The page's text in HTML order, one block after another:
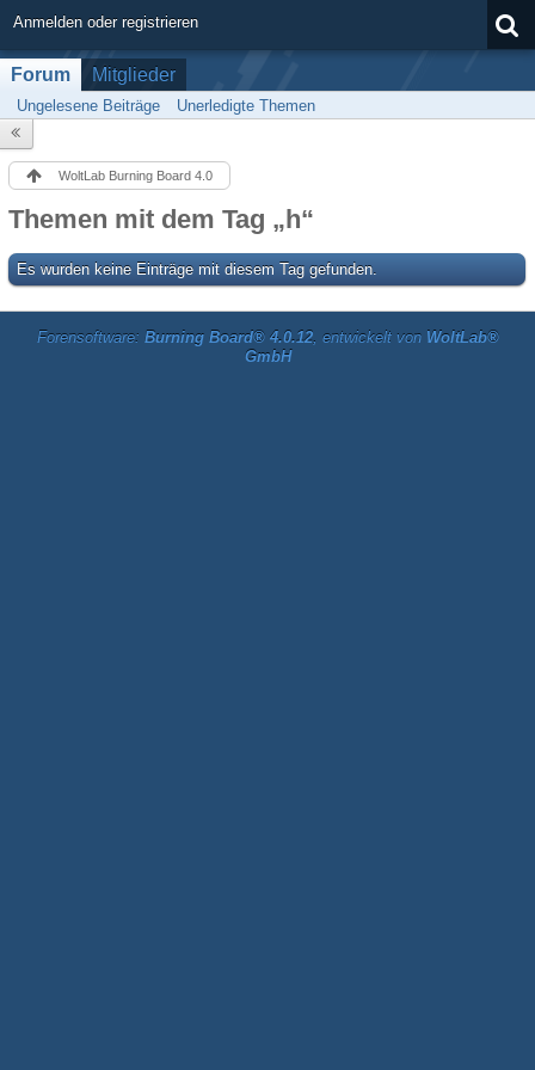
Anmelden oder registrieren
Forum Mitglieder
Ungelesene Beiträge Unerledigte Themen
WoltLab Burning Board 4.0
Themen mit dem Tag „h“
Es wurden keine Einträge mit diesem Tag gefunden.
Forensoftware: Burning Board® 4.0.12, entwickelt von WoltLab®
GmbH